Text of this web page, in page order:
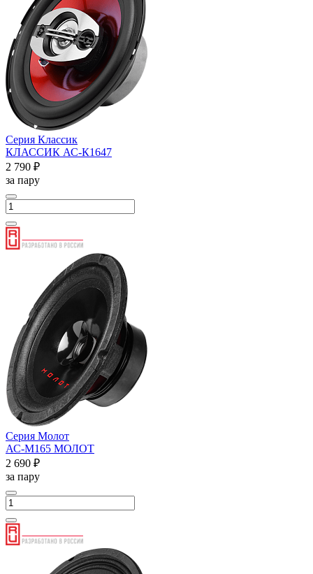
Серия Классик
КЛАССИК АС-К1647
2 790 ₽
за пару
Серия Молот
АС-М165 МОЛОТ
2 690 ₽
за пару